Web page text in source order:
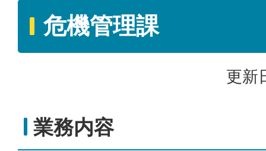
危機管理課
更新
業務内容